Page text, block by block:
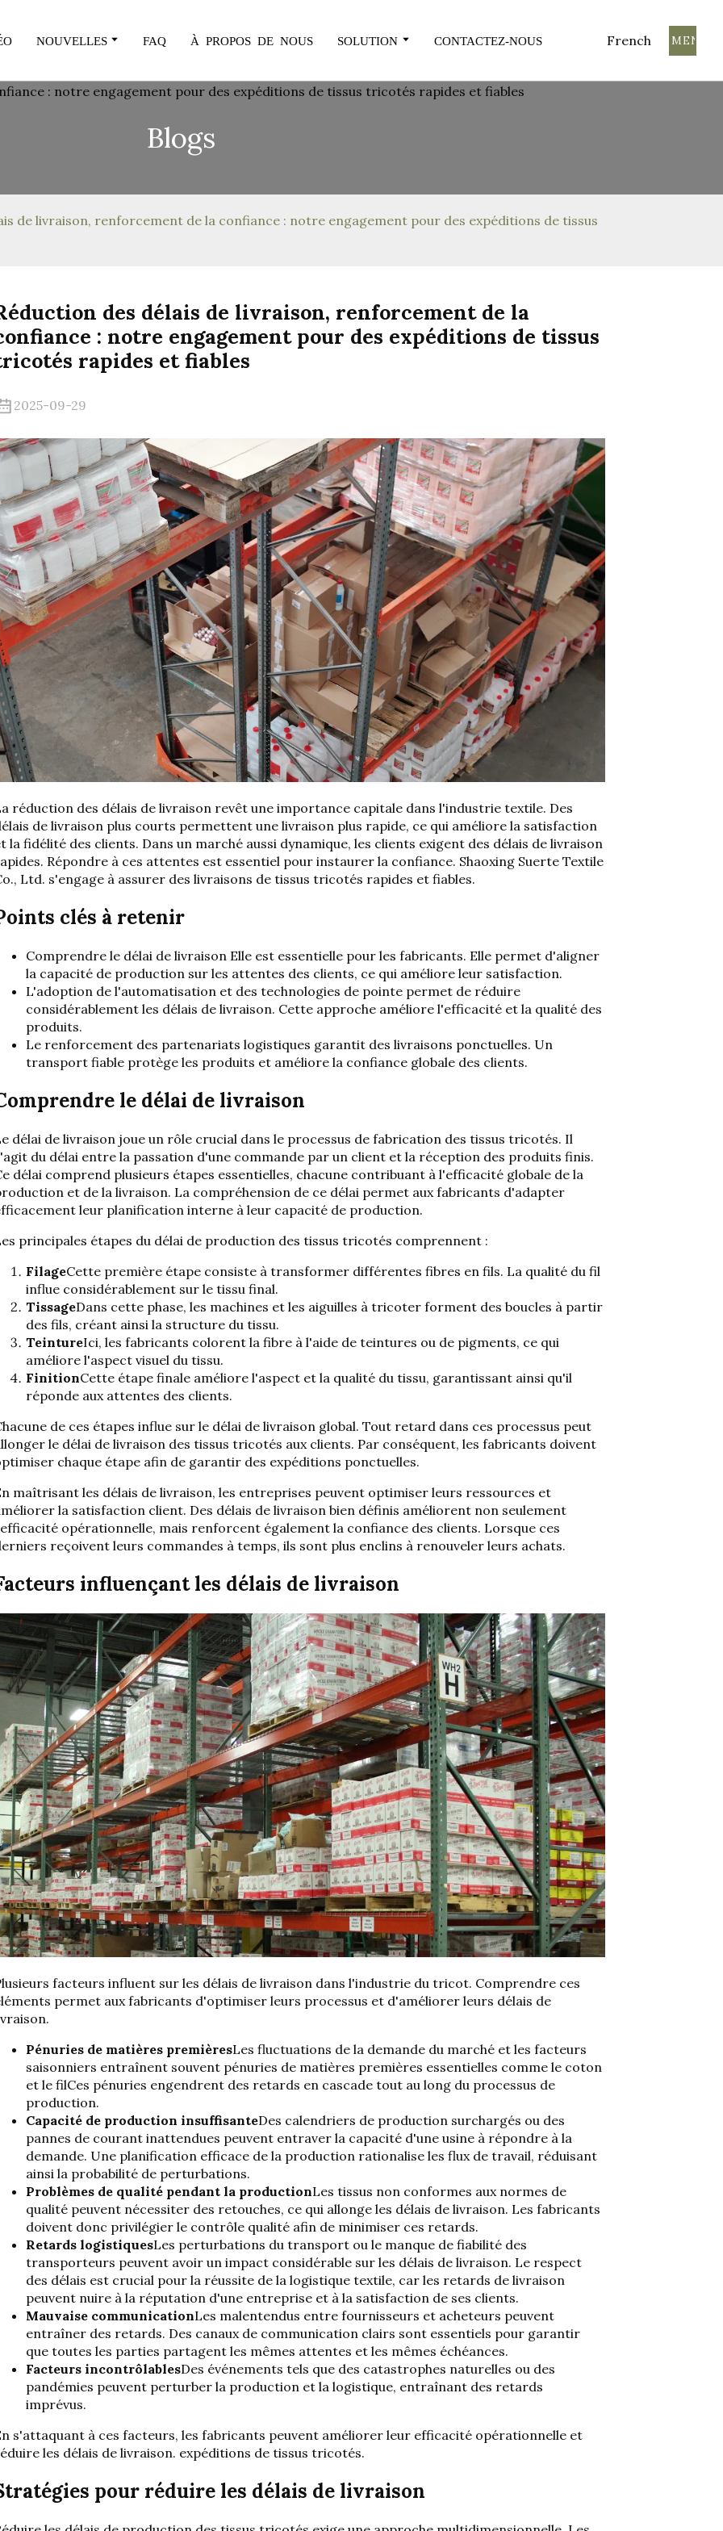
NOUVELLES FAQ À PROPOS DE NOUS SOLUTION CONTACTEZ-NOUS French
Blogs
de livraison, renforcement de la confiance : notre engagement pour des expéditions de tissus
des délais de livraison, renforcement de la
: notre engagement pour des expéditions de tissus
rapides et fiables
2025-09-29
réduction des délais de livraison revêt une importance capitale dans l'industrie textile. Des
de livraison plus courts permettent une livraison plus rapide, ce qui améliore la satisfaction
la fidélité des clients. Dans un marché aussi dynamique, les clients exigent des délais de livraison
Répondre à ces attentes est essentiel pour instaurer la confiance. Shaoxing Suerte Textile
Ltd. s'engage à assurer des livraisons de tissus tricotés rapides et fiables.
clés à retenir
Comprendre le délai de livraison Elle est essentielle pour les fabricants. Elle permet d'aligner
la capacité de production sur les attentes des clients, ce qui améliore leur satisfaction.
L'adoption de l'automatisation et des technologies de pointe permet de réduire
considérablement les délais de livraison. Cette approche améliore l'efficacité et la qualité des
produits.
Le renforcement des partenariats logistiques garantit des livraisons ponctuelles. Un
transport fiable protège les produits et améliore la confiance globale des clients.
le délai de livraison
délai de livraison joue un rôle crucial dans le processus de fabrication des tissus tricotés. Il
du délai entre la passation d'une commande par un client et la réception des produits finis.
délai comprend plusieurs étapes essentielles, chacune contribuant à l'efficacité globale de la
et de la livraison. La compréhension de ce délai permet aux fabricants d'adapter
leur planification interne à leur capacité de production.
principales étapes du délai de production des tissus tricotés comprennent :
FilageCette première étape consiste à transformer différentes fibres en fils. La qualité du fil
influe considérablement sur le tissu final.
TissageDans cette phase, les machines et les aiguilles à tricoter forment des boucles à partir
des fils, créant ainsi la structure du tissu.
TeintureIci, les fabricants colorent la fibre à l'aide de teintures ou de pigments, ce qui
améliore l'aspect visuel du tissu.
FinitionCette étape finale améliore l'aspect et la qualité du tissu, garantissant ainsi qu'il
réponde aux attentes des clients.
de ces étapes influe sur le délai de livraison global. Tout retard dans ces processus peut
le délai de livraison des tissus tricotés aux clients. Par conséquent, les fabricants doivent
chaque étape afin de garantir des expéditions ponctuelles.
maîtrisant les délais de livraison, les entreprises peuvent optimiser leurs ressources et
la satisfaction client. Des délais de livraison bien définis améliorent non seulement
opérationnelle, mais renforcent également la confiance des clients. Lorsque ces
reçoivent leurs commandes à temps, ils sont plus enclins à renouveler leurs achats.
influençant les délais de livraison
facteurs influent sur les délais de livraison dans l'industrie du tricot. Comprendre ces
permet aux fabricants d'optimiser leurs processus et d'améliorer leurs délais de
Pénuries de matières premièresLes fluctuations de la demande du marché et les facteurs
saisonniers entraînent souvent pénuries de matières premières essentielles comme le coton
et le filCes pénuries engendrent des retards en cascade tout au long du processus de
production.
Capacité de production insuffisanteDes calendriers de production surchargés ou des
pannes de courant inattendues peuvent entraver la capacité d'une usine à répondre à la
demande. Une planification efficace de la production rationalise les flux de travail, réduisant
ainsi la probabilité de perturbations.
Problèmes de qualité pendant la productionLes tissus non conformes aux normes de
qualité peuvent nécessiter des retouches, ce qui allonge les délais de livraison. Les fabricants
doivent donc privilégier le contrôle qualité afin de minimiser ces retards.
Retards logistiquesLes perturbations du transport ou le manque de fiabilité des
transporteurs peuvent avoir un impact considérable sur les délais de livraison. Le respect
des délais est crucial pour la réussite de la logistique textile, car les retards de livraison
peuvent nuire à la réputation d'une entreprise et à la satisfaction de ses clients.
Mauvaise communicationLes malentendus entre fournisseurs et acheteurs peuvent
entraîner des retards. Des canaux de communication clairs sont essentiels pour garantir
que toutes les parties partagent les mêmes attentes et les mêmes échéances.
Facteurs incontrôlablesDes événements tels que des catastrophes naturelles ou des
pandémies peuvent perturber la production et la logistique, entraînant des retards
imprévus.
s'attaquant à ces facteurs, les fabricants peuvent améliorer leur efficacité opérationnelle et
les délais de livraison. expéditions de tissus tricotés.
pour réduire les délais de livraison